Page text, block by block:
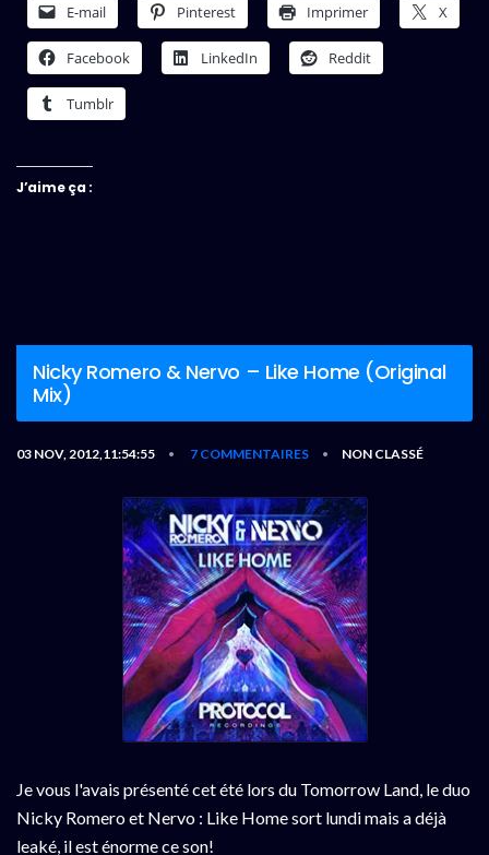
E-mail Pinterest Imprimer X
Facebook LinkedIn Reddit
Tumblr
J’aime ça :
Nicky Romero & Nervo – Like Home (Original
Mix)
03 NOV, 2012,11:54:55 • 7 COMMENTAIRES • NON CLASSÉ
Je vous l'avais présenté cet été lors du Tomorrow Land, le duo
Nicky Romero et Nervo : Like Home sort lundi mais a déjà
leaké, il est énorme ce son!